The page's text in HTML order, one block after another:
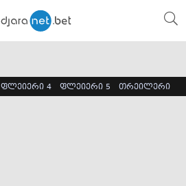
ფლეიერი 4 ფლეიერი 5 თრეილერი